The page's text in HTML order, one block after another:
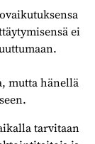
ei
mutta hänellä
tarvitaan